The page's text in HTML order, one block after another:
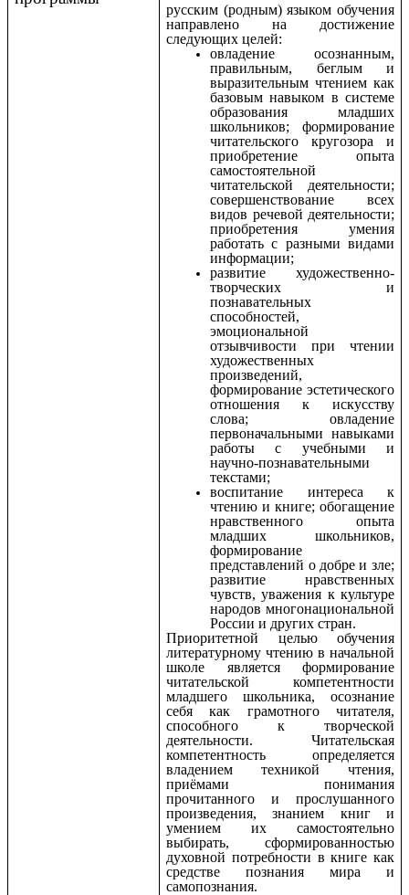
русским (родным) языком обучения
направлено на достижение
следующих целей:
овладение осознанным,
правильным, беглым и
выразительным чтением как
базовым навыком в системе
образования младших
школьников; формирование
читательского кругозора и
приобретение опыта
самостоятельной
читательской деятельности;
совершенствование всех
видов речевой деятельности;
приобретения умения
работать с разными видами
информации;
развитие художественно-
творческих и
познавательных
способностей,
эмоциональной
отзывчивости при чтении
художественных
произведений,
формирование эстетического
отношения к искусству
слова; овладение
первоначальными навыками
работы с учебными и
научно-познавательными
текстами;
воспитание интереса к
чтению и книге; обогащение
нравственного опыта
младших школьников,
формирование
представлений о добре и зле;
развитие нравственных
чувств, уважения к культуре
народов многонациональной
России и других стран.
Приоритетной целью
обучения
литературному чтению в начальной
школе является формирование
читательской компетентности
младшего школьника, осознание
себя как грамотного читателя,
способного к творческой
деятельности. Читательская
компетентность определяется
владением техникой чтения,
приёмами понимания
прочитанного и прослушанного
произведения, знанием книг и
умением их самостоятельно
выбирать, сформированностью
духовной потребности в книге как
средстве познания мира и
самопознания.